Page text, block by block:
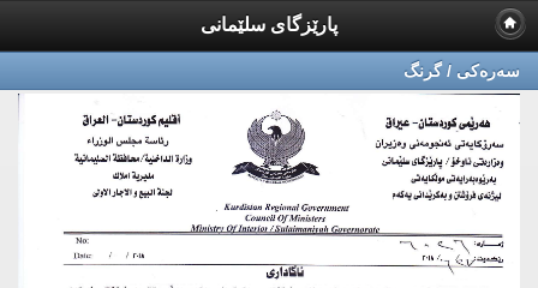
پارێزگای سلێمانی
سه‌ره‌كی / گرنگ